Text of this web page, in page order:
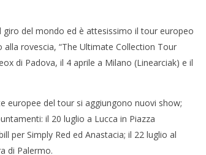
05/02/2016
del mondo ed è attesissimo il tour europeo
rovescia, “The Ultimate Collection Tour
di Padova, il 4 aprile a Milano (Linearciak) e il
europee del tour si aggiungono nuovi show;
il 20 luglio a Lucca in Piazza
per Simply Red ed Anastacia; il 22 luglio al
di Palermo.